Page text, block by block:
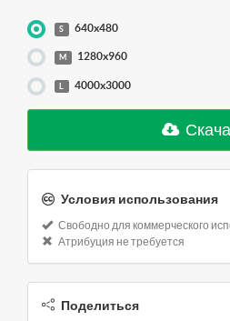
S 640x480
M 1280x960
4000x3000
Условия использования
Свободно для коммерческого
Атрибуция не требуется
Поделиться